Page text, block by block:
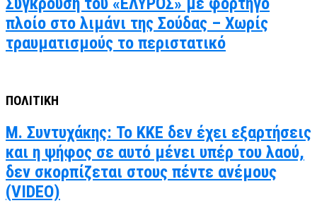
πλοίο στο λιμάνι της Σούδας – Χωρίς
τραυματισμούς το περιστατικό
ΠΟΛΙΤΙΚΗ
Μ. Συντυχάκης: Το ΚΚΕ δεν έχει εξαρτήσεις
και η ψήφος σε αυτό μένει υπέρ του λαού,
δεν σκορπίζεται στους πέντε ανέμους
(VIDEO)